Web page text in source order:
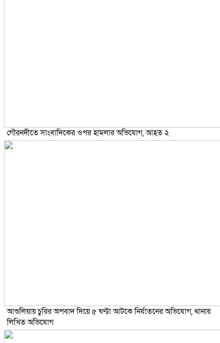
গৌরনদীতে সাংবাদিকের ওপর হামলার অভিযোগ, আহত ২
আশুলিয়ায় চুরির অপবাদ দিয়ে ৫ ঘণ্টা আটকে নির্যাতনের অভিযোগ, থানায়
লিখিত অভিযোগ